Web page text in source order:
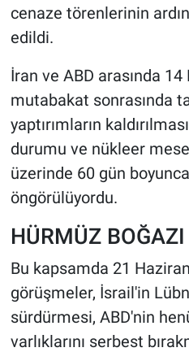
cenaze törenlerinin
edildi.
İran ve ABD arasında 14
mutabakat sonrasında
yaptırımların
durumu ve nükleer
üzerinde 60 gün
öngörülüyordu.
HÜRMÜZ
Bu kapsamda 21
görüşmeler, İsrail'in
sürdürmesi, ABD'nin
varlıklarını serbest